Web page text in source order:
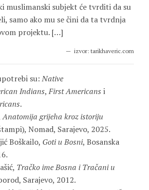
muslimanski subjekt će tvrditi da su
samo ako mu se čini da ta tvrdnja
projektu. […]
izvor: tarikhaveric.com
su:Native
Indians,First Americans i
.
Anatomija grijeha kroz istoriju
Nomad, Sarajevo, 2025.
Boškailo, Goti u Bosni, Bosanska
Tračko ime Bosna i Tračani u
Sarajevo, 2012.